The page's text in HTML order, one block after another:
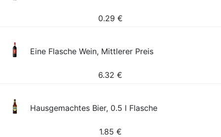
0.29 €
Eine Flasche Wein, Mittlerer Preis
6.32 €
Hausgemachtes Bier, 0.5 l Flasche
1.85 €